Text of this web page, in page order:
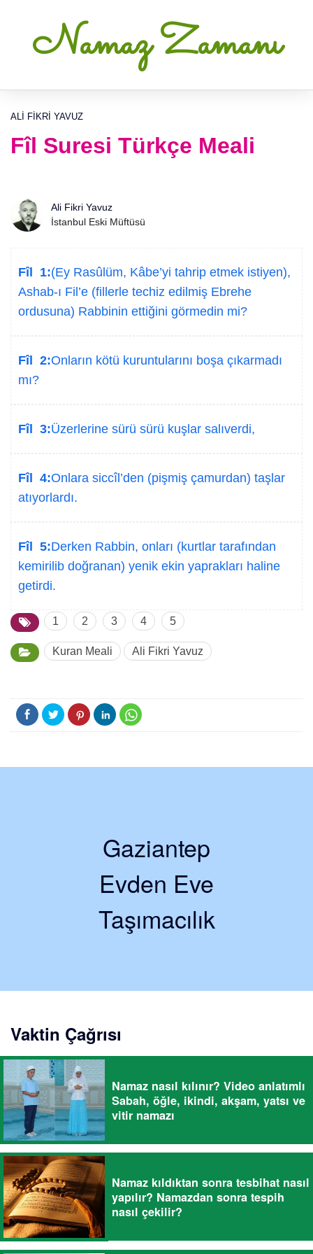
Namaz Zamanı
ALI FIKRI YAVUZ
Fîl Suresi Türkçe Meali
Ali Fikri Yavuz
İstanbul Eski Müftüsü
Fîl 1:(Ey Rasûlüm, Kâbe’yi tahrip etmek istiyen),
Ashab-ı Fil’e (fillerle techiz edilmiş Ebrehe
ordusuna) Rabbinin ettiğini görmedin mi?
Fîl 2:Onların kötü kuruntularını boşa çıkarmadı
mı?
Fîl 3:Üzerlerine sürü sürü kuşlar salıverdi,
Fîl 4:Onlara siccîl’den (pişmiş çamurdan) taşlar
atıyorlardı.
Fîl 5:Derken Rabbin, onları (kurtlar tarafından
kemirilib doğranan) yenik ekin yaprakları haline
getirdi.
1 2 3 4 5
Kuran Meali Ali Fikri Yavuz
Gaziantep
Evden Eve
Taşımacılık
Vaktin Çağrısı
Namaz nasıl kılınır? Video anlatımlı
Sabah, öğle, ikindi, akşam, yatsı ve
vitir namazı
Namaz kıldıktan sonra tesbihat nasıl
yapılır? Namazdan sonra tespih
nasıl çekilir?